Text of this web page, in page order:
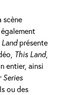
scène
Landprésente
This Land,
entier, ainsi
Series
ou des